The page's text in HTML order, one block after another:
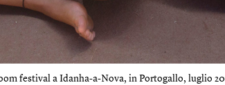
festival a Idanha-a-Nova, in Portogallo, luglio